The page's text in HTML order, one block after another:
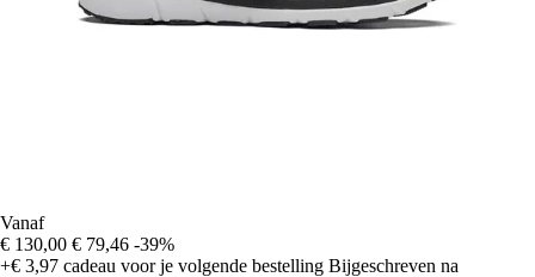
Vanaf
€ 130,00 € 79,46 -39%
+€ 3,97 cadeau voor je volgende bestelling Bijgeschreven na